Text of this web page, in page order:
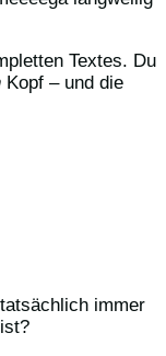
Textes. Du
Kopf – und die
immer